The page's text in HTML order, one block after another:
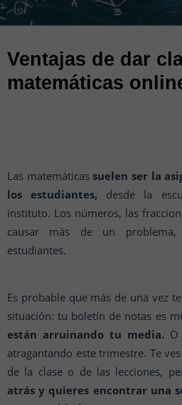
Ventajas de dar
matemáticas
Las matemáticassuelen ser la
los estudiantes, desde la
instituto. Los números, las
causar más de un
estudiantes.
Es probable que más de una vez
situación: tu boletín de notas es
están arruinando tu media.
atragantando este trimestre. Te
de la clase o de las lecciones,
atrás y quieres encontrar una